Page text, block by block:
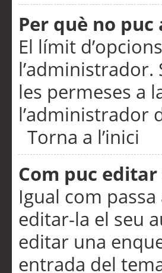
Per què no puc
El límit
les permeses a
l’administrador
Torna a l’inici
Com puc
Igual com
editar-la el seu
editar una
entrada del